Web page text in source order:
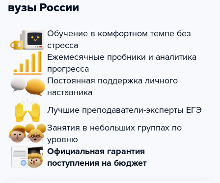
вузы России
Обучение в комфортном темпе без
стресса
Ежемесячные пробники и аналитика
прогресса
Постоянная поддержка личного
наставника
Лучшие преподаватели-эксперты ЕГЭ
Занятия в небольших группах по
уровню
Официальная гарантия
поступления на бюджет